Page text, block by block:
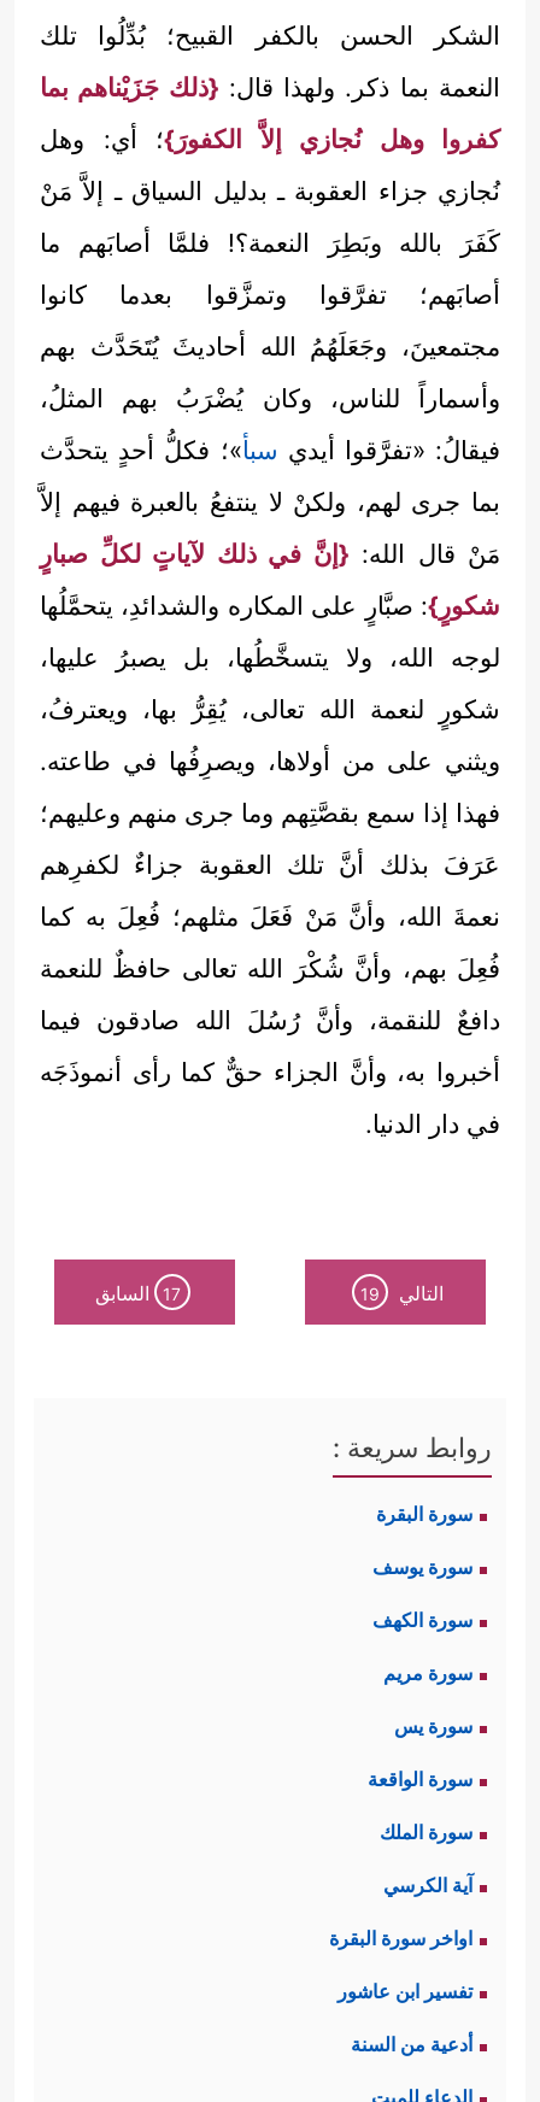
الشكر الحسن بالكفر القبيح؛ بُدِّلُوا تلك
النعمة بما ذكر. ولهذا قال: {ذلك جَزَيْناهم بما
كفروا وهل نُجازي إلاَّ الكفورَ}؛ أي: وهل
نُجازي جزاء العقوبة ـ بدليل السياق ـ إلاَّ مَنْ
كَفَرَ بالله وبَطِرَ النعمة؟! فلمَّا أصابَهم ما
أصابَهم؛ تفرَّقوا وتمزَّقوا بعدما كانوا
مجتمعينَ، وجَعَلَهُمُ الله أحاديثَ يُتَحَدَّث بهم
وأسماراً للناس، وكان يُضْرَبُ بهم المثلُ،
فيقالُ: «تفرَّقوا أيدي سبأ»؛ فكلُّ أحدٍ يتحدَّث
بما جرى لهم، ولكنْ لا ينتفعُ بالعبرة فيهم إلاَّ
مَنْ قال الله: {إنَّ في ذلك لآياتٍ لكلِّ صبارٍ
شكورٍ}: صبَّارٍ على المكاره والشدائدِ، يتحمَّلُها
لوجه الله، ولا يتسخَّطُها، بل يصبرُ عليها،
شكورٍ لنعمة الله تعالى، يُقِرُّ بها، ويعترفُ،
ويثني على من أولاها، ويصرِفُها في طاعته.
فهذا إذا سمع بقصَّتِهم وما جرى منهم وعليهم؛
عَرَفَ بذلك أنَّ تلك العقوبة جزاءٌ لكفرِهم
نعمةَ الله، وأنَّ مَنْ فَعَلَ مثلهم؛ فُعِلَ به كما
فُعِلَ بهم، وأنَّ شُكْرَ الله تعالى حافظٌ للنعمة
دافعٌ للنقمة، وأنَّ رُسُلَ الله صادقون فيما
أخبروا به، وأنَّ الجزاء حقٌّ كما رأى أنموذَجَه
في دار الدنيا.
التالي 19
17 السابق
روابط سريعة :
سورة البقرة
سورة يوسف
سورة الكهف
سورة مريم
سورة يس
سورة الواقعة
سورة الملك
آية الكرسي
اواخر سورة البقرة
تفسير ابن عاشور
أدعية من السنة
الدعاء للميت